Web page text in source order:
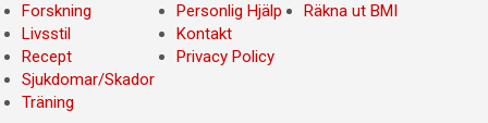
Forskning
Livsstil
Recept
Sjukdomar/Skador
Träning
Personlig Hjälp
Kontakt
Privacy Policy
Räkna ut BMI